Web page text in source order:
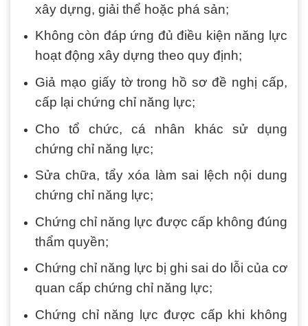
xây dựng, giải thể hoặc phá sản;
Không còn đáp ứng đủ điều kiện năng lực
hoạt động xây dựng theo quy định;
Giả mạo giấy tờ trong hồ sơ đề nghị cấp,
cấp lại chứng chỉ năng lực;
Cho tổ chức, cá nhân khác sử dụng
chứng chỉ năng lực;
Sửa chữa, tẩy xóa làm sai lệch nội dung
chứng chỉ năng lực;
Chứng chỉ năng lực được cấp không đúng
thẩm quyền;
Chứng chỉ năng lực bị ghi sai do lỗi của cơ
quan cấp chứng chỉ năng lực;
Chứng chỉ năng lực được cấp khi không